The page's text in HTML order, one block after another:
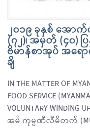
၂၀၁၉ ခုနှစ် အေ
(၇၂)၊ အမှတ် (၄၀)
ဗိမာန်စာအုပ် အရေ
ချိ
IN THE MATTER OF
FOOD SERVICE
VOLUNTARY
အမ် ကုမ္ပဏီလီမိတက်